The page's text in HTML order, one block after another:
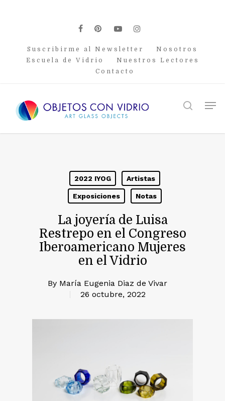
facebook
pinterest
youtubeinstagram
Suscribirme al Newsletter
Nosotros
Escuela de Vidrio
Nuestros Lectores
Contacto
search
2022 IYOG Artistas
Exposiciones Notas
La joyería de Luisa
Restrepo en el Congreso
Iberoamericano Mujeres
en el Vidrio
By María Eugenia Diaz de Vivar
26 octubre, 2022